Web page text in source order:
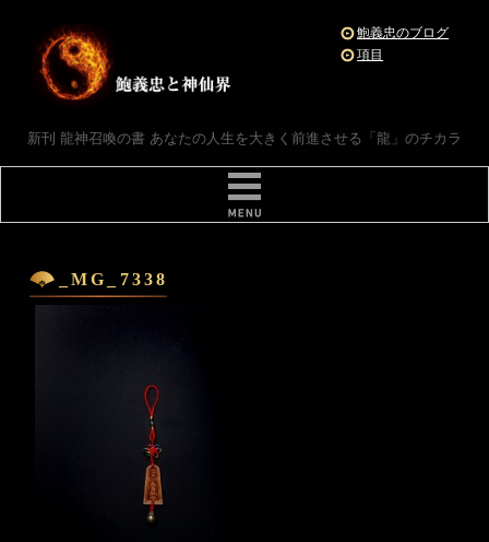
鮑義忠のブログ
項目
新刊 龍神召喚の書 あなたの人生を大きく前進させる「龍」のチカラ
_MG_7338